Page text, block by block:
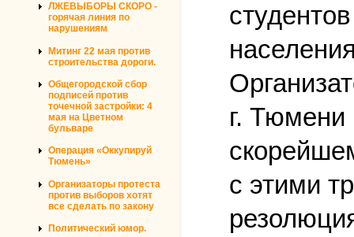
ЛЖЕВЫБОРЫ СКОРО -
горячая линия по
нарушениям
Митинг 22 мая против
строительства дороги.
Общегородской сбор
подписей против
точечной застройки: 4
мая на Цветном
бульваре
Операция «Оккупируй
Тюмень»
Организаторы протеста
против выборов хотят
все сделать по закону
Политический юмор.
г. Тюмени
с этими